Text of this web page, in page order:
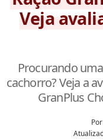
Veja
Procurando
cachorro? Veja a
GranPlus
Por